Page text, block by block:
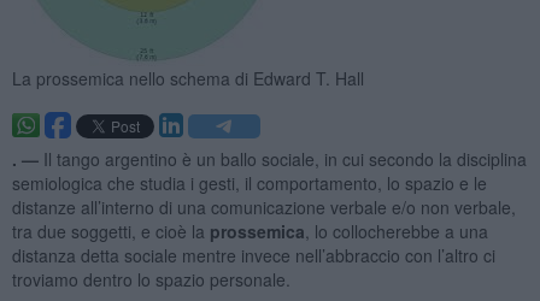
La prossemica nello schema di Edward T. Hall
. — Il tango argentino è un ballo sociale, in cui secondo la disciplina
semiologica che studia i gesti, il comportamento, lo spazio e le
distanze all’interno di una comunicazione verbale e/o non verbale,
tra due soggetti, e cioè la prossemica , lo collocherebbe a una
distanza detta sociale mentre invece nell’abbraccio con l’altro ci
troviamo dentro lo spazio personale.